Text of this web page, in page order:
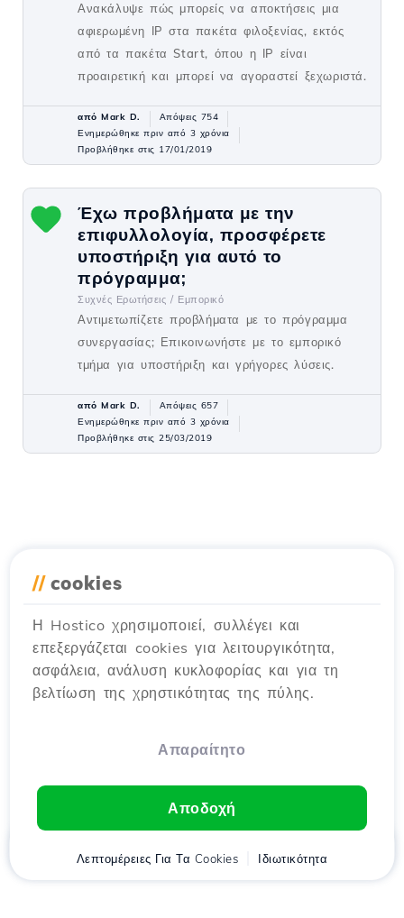
Ανακάλυψε πώς μπορείς να αποκτήσεις μια
αφιερωμένη IP στα πακέτα φιλοξενίας, εκτός
από τα πακέτα Start, όπου η IP είναι
προαιρετική και μπορεί να αγοραστεί ξεχωριστά.
από Mark D.
Απόψεις 754
Ενημερώθηκε πριν από 3 χρόνια
Προβλήθηκε στις 17/01/2019
Έχω προβλήματα με την
επιφυλλολογία, προσφέρετε
υποστήριξη για αυτό το
πρόγραμμα;
Συχνές Ερωτήσεις / Εμπορικό
Αντιμετωπίζετε προβλήματα με το πρόγραμμα
συνεργασίας; Επικοινωνήστε με το εμπορικό
τμήμα για υποστήριξη και γρήγορες λύσεις.
από Mark D.
Απόψεις 657
Ενημερώθηκε πριν από 3 χρόνια
Προβλήθηκε στις 25/03/2019
// cookies
Η Hostico χρησιμοποιεί, συλλέγει και
επεξεργάζεται cookies για λειτουργικότητα,
ασφάλεια, ανάλυση κυκλοφορίας και για τη
βελτίωση της χρηστικότητας της πύλης.
Απαραίτητο
Αποδοχή
Λεπτομέρειες Για Τα Cookies Ιδιωτικότητα
Πελάτης Καλάθι Chat